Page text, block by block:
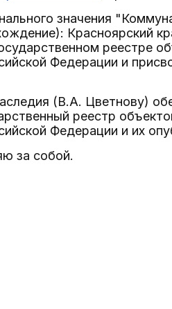
значения
Красноярский
реестре
Федерации и
(В.А. Цветнову)
реестр
Федерации и их
за собой.